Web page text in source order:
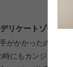
リケートゾーンの
がかかったのでゆ
にもカンジダ診断